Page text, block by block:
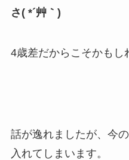
さ( *´艸｀)
4歳差だからこそかもし
話が逸れましたが、今
入れてしまいます。